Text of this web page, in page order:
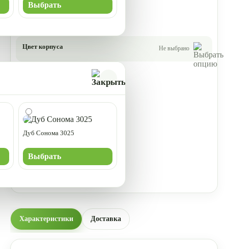
Выбрать
Цвет корпуса Не выбрано
Дуб Сонома 3025
Выбрать
Характеристики Доставка